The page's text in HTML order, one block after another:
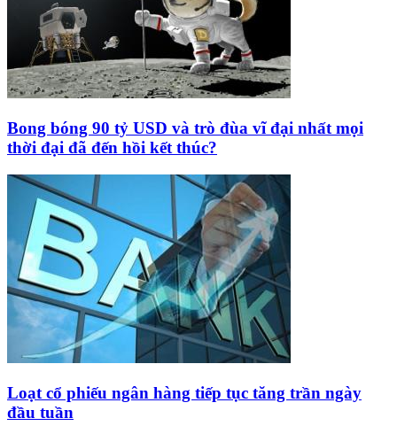
Bong bóng 90 tỷ USD và trò đùa vĩ đại nhất mọi
thời đại đã đến hồi kết thúc?
Loạt cổ phiếu ngân hàng tiếp tục tăng trần ngày
đầu tuần